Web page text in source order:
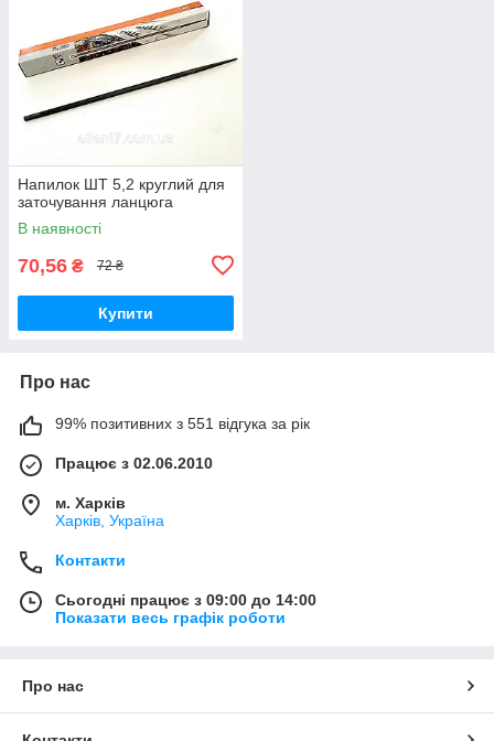
Напилок ШТ 5,2 круглий для
заточування ланцюга
В наявності
70,56 ₴ 72 ₴
Купити
Про нас
99% позитивних з 551 відгука за рік
Працює з 02.06.2010
м. Харків
Харків, Україна
Контакти
Сьогодні працює з 09:00 до 14:00
Показати весь графік роботи
Про нас